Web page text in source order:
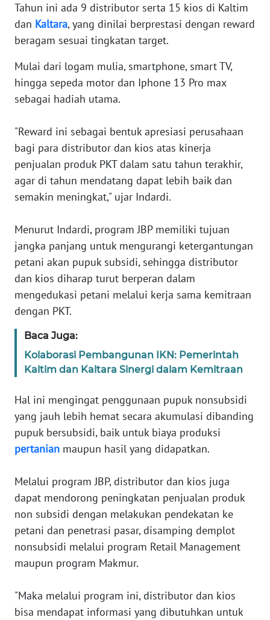
Tahun ini ada 9 distributor serta 15 kios di Kaltim
dan Kaltara, yang dinilai berprestasi dengan reward
beragam sesuai tingkatan target.
Mulai dari logam mulia, smartphone, smart TV,
hingga sepeda motor dan Iphone 13 Pro max
sebagai hadiah utama.
"Reward ini sebagai bentuk apresiasi perusahaan
bagi para distributor dan kios atas kinerja
penjualan produk PKT dalam satu tahun terakhir,
agar di tahun mendatang dapat lebih baik dan
semakin meningkat," ujar Indardi.
Menurut Indardi, program JBP memiliki tujuan
jangka panjang untuk mengurangi ketergantungan
petani akan pupuk subsidi, sehingga distributor
dan kios diharap turut berperan dalam
mengedukasi petani melalui kerja sama kemitraan
dengan PKT.
Baca Juga:
Kolaborasi Pembangunan IKN: Pemerintah
Kaltim dan Kaltara Sinergi dalam Kemitraan
Hal ini mengingat penggunaan pupuk nonsubsidi
yang jauh lebih hemat secara akumulasi dibanding
pupuk bersubsidi, baik untuk biaya produksi
pertanian maupun hasil yang didapatkan.
Melalui program JBP, distributor dan kios juga
dapat mendorong peningkatan penjualan produk
non subsidi dengan melakukan pendekatan ke
petani dan penetrasi pasar, disamping demplot
nonsubsidi melalui program Retail Management
maupun program Makmur.
"Maka melalui program ini, distributor dan kios
bisa mendapat informasi yang dibutuhkan untuk
WN
PAPUA
PAPUA
WN
SERAMBI
WN
WN
SULTRA
NTB
WN
WN
BABEL
SUMBAR
WN
SUMSEL
BENGKULU
WN
LAMPUNG